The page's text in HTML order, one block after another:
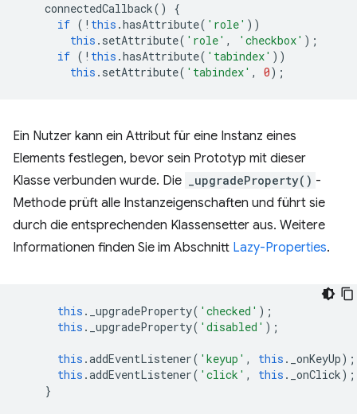
connectedCallback()
{
if ( ! this .hasAttribute( 'role' ))
this . setAttribute( 'role' , 'checkbox' );
if ( ! this .hasAttribute( 'tabindex' ))
this . setAttribute( 'tabindex' , 0);
Ein Nutzer kann ein Attribut für eine Instanz eines
Elements festlegen, bevor sein Prototyp mit dieser
Klasse verbunden wurde. Die
_upgradeProperty() -
Methode prüft alle Instanzeigenschaften und führt sie
durch die entsprechenden Klassensetter aus. Weitere
Informationen finden Sie im Abschnitt Lazy-Properties.
this . _upgradeProperty( 'checked' );
this . _upgradeProperty( 'disabled' );
this .addEventListener( 'keyup' , this . _onKeyUp);
this .addEventListener( 'click' , this . _onClick);
}